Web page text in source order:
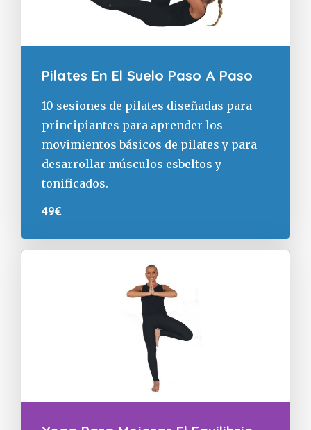
Pilates En El Suelo Paso A Paso
10 sesiones de pilates diseñadas para
principiantes para aprender los
movimientos básicos de pilates y para
desarrollar músculos esbeltos y
tonificados.
49€